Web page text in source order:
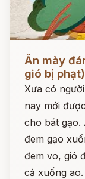
Đọc ngay
Ăn mày
gió bị phạt)
Xưa có
nay mới
cho bát gạo.
đem gạo
đem vo, gió
cả xuống